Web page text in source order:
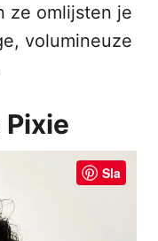
ze omlijsten je
volumineuze
Sla